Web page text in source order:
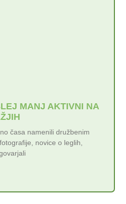
MANJ AKTIVNI NA
časa namenili družbenim
novice o leglih,